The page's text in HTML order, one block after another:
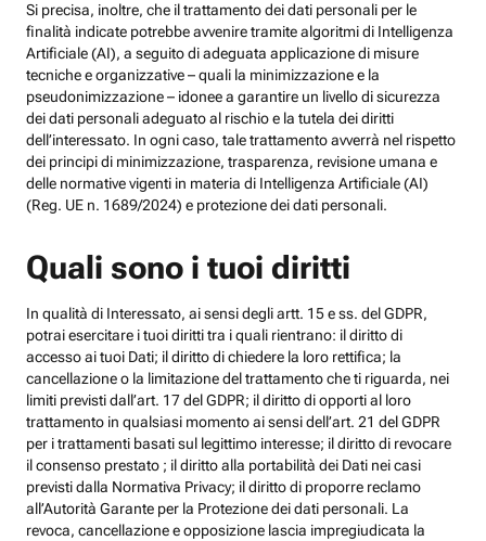
Si precisa, inoltre, che il trattamento dei dati personali per le
finalità indicate potrebbe avvenire tramite algoritmi di Intelligenza
Artificiale (AI), a seguito di adeguata applicazione di misure
tecniche e organizzative – quali la minimizzazione e la
pseudonimizzazione – idonee a garantire un livello di sicurezza
dei dati personali adeguato al rischio e la tutela dei diritti
dell’interessato. In ogni caso, tale trattamento avverrà nel rispetto
dei principi di minimizzazione, trasparenza, revisione umana e
delle normative vigenti in materia di Intelligenza Artificiale (AI)
(Reg. UE n. 1689/2024) e protezione dei dati personali.
Quali sono i tuoi diritti
In qualità di Interessato, ai sensi degli artt. 15 e ss. del GDPR,
potrai esercitare i tuoi diritti tra i quali rientrano: il diritto di
accesso ai tuoi Dati; il diritto di chiedere la loro rettifica; la
cancellazione o la limitazione del trattamento che ti riguarda, nei
limiti previsti dall’art. 17 del GDPR; il diritto di opporti al loro
trattamento in qualsiasi momento ai sensi dell’art. 21 del GDPR
per i trattamenti basati sul legittimo interesse; il diritto di revocare
il consenso prestato ; il diritto alla portabilità dei Dati nei casi
previsti dalla Normativa Privacy; il diritto di proporre reclamo
all’Autorità Garante per la Protezione dei dati personali. La
revoca, cancellazione e opposizione lascia impregiudicata la